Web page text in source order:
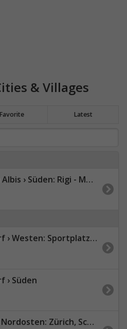
& Villages
Favorite Latest
› Süden: Rigi - Mount Pilatus
Sportplatz Acherwis
› Süden
Zürich, Schweiz: Langlaufloipe